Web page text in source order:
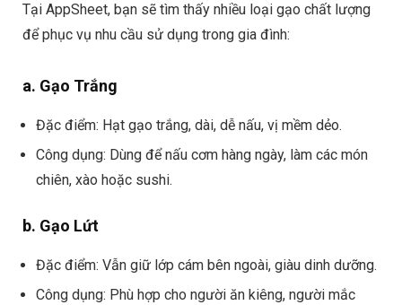
Tại AppSheet, bạn sẽ tìm thấy nhiều loại gạo chất lượng
để phục vụ nhu cầu sử dụng trong gia đình:
a. Gạo Trắng
Đặc điểm: Hạt gạo trắng, dài, dễ nấu, vị mềm dẻo.
Công dụng: Dùng để nấu cơm hàng ngày, làm các món
chiên, xào hoặc sushi.
b. Gạo Lứt
Đặc điểm: Vẫn giữ lớp cám bên ngoài, giàu dinh dưỡng.
Công dụng: Phù hợp cho người ăn kiêng, người mắc